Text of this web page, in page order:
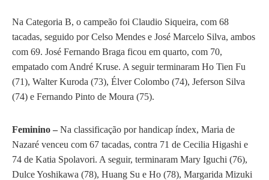
Na Categoria B, o campeão foi Claudio Siqueira, com 68
tacadas, seguido por Celso Mendes e José Marcelo Silva, ambos
com 69. José Fernando Braga ficou em quarto, com 70,
empatado com André Kruse. A seguir terminaram Ho Tien Fu
(71), Walter Kuroda (73), Élver Colombo (74), Jeferson Silva
(74) e Fernando Pinto de Moura (75).
Feminino – Na classificação por handicap índex, Maria de
Nazaré venceu com 67 tacadas, contra 71 de Cecilia Higashi e
74 de Katia Spolavori. A seguir, terminaram Mary Iguchi (76),
Dulce Yoshikawa (78), Huang Su e Ho (78), Margarida Mizuki